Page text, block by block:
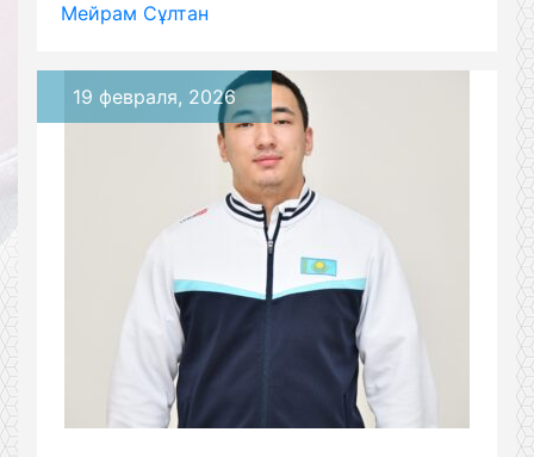
Мейрам Сұлтан
19 февраля, 2026